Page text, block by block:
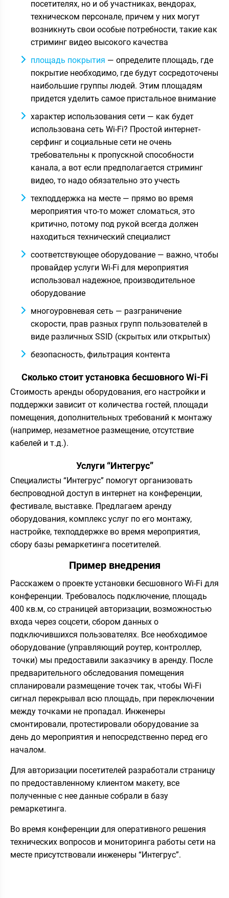
посетителях, но и об участниках, вендорах,
техническом персонале, причем у них могут
возникнуть свои особые потребности, такие как
стриминг видео высокого качества
площадь покрытия — определите площадь, где
покрытие необходимо, где будут сосредоточены
наибольшие группы людей. Этим площадям
придется уделить самое пристальное внимание
характер использования сети — как будет
использована сеть Wi-Fi? Простой интернет-
серфинг и социальные сети не очень
требовательны к пропускной способности
канала, а вот если предполагается стриминг
видео, то надо обязательно это учесть
техподдержка на месте — прямо во время
мероприятия что-то может сломаться, это
критично, потому под рукой всегда должен
находиться технический специалист
соответствующее оборудование — важно, чтобы
провайдер услуги Wi-Fi для мероприятия
использовал надежное, производительное
оборудование
многоуровневая сеть — разграничение
скорости, прав разных групп пользователей в
виде различных SSID (скрытых или открытых)
безопасность, фильтрация контента
Сколько стоит установка бесшовного Wi-Fi
Стоимость аренды оборудования, его настройки и
поддержки зависит от количества гостей, площади
помещения, дополнительных требований к монтажу
(например, незаметное размещение, отсутствие
кабелей и т.д.).
Услуги “Интегрус”
Специалисты “Интегрус” помогут организовать
беспроводной доступ в интернет на конференции,
фестивале, выставке. Предлагаем аренду
оборудования, комплекс услуг по его монтажу,
настройке, техподдержке во время мероприятия,
сбору базы ремаркетинга посетителей.
Пример внедрения
Расскажем о проекте установки бесшовного Wi-Fi для
конференции. Требовалось подключение, площадь
400 кв.м, со страницей авторизации, возможностью
входа через соцсети, сбором данных о
подключившихся пользователях. Все необходимое
оборудование (управляющий роутер, контроллер,
точки) мы предоставили заказчику в аренду. После
предварительного обследования помещения
спланировали размещение точек так, чтобы Wi-Fi
сигнал перекрывал всю площадь, при переключении
между точками не пропадал. Инженеры
смонтировали, протестировали оборудование за
день до мероприятия и непосредственно перед его
началом.
Для авторизации посетителей разработали страницу
по предоставленному клиентом макету, все
полученные с нее данные собрали в базу
ремаркетинга.
Во время конференции для оперативного решения
технических вопросов и мониторинга работы сети на
месте присутствовали инженеры “Интегрус”.